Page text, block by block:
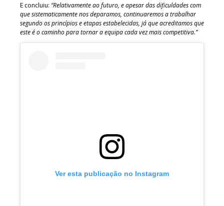
E concluiu: “Relativamente ao futuro, e apesar das dificuldades com
que sistematicamente nos deparamos, continuaremos a trabalhar
segundo os princípios e etapas estabelecidas, já que acreditamos que
este é o caminho para tornar a equipa cada vez mais competitiva.”
Ver esta publicação no Instagram